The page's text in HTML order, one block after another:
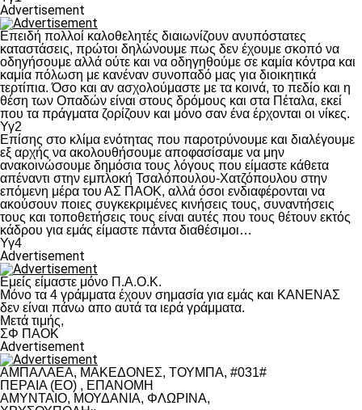
Advertisement
Επειδή πολλοί καλοθελητές διαιωνίζουν ανυπόστατες
καταστάσεις, πρώτοι δηλώνουμε πως δεν έχουμε σκοπό να
οδηγήσουμε αλλά ούτε και να οδηγηθούμε σε καμία κόντρα και
καμία πόλωση με κανέναν συνοπαδό μας για διοικητικά
τερτίπια. Όσο και αν ασχολούμαστε με τα κοινά, το πεδίο και η
θέση των Οπαδών είναι στους δρόμους και στα Πέταλα, εκεί
που τα πράγματα ζορίζουν και μόνο σαν ένα έρχονται οι νίκες.
Υγ2
Επίσης στο κλίμα ενότητας που παροτρύνουμε και διαλέγουμε
εξ αρχής να ακολουθήσουμε αποφασίσαμε να μην
ανακοινώσουμε δημόσια τους λόγους που είμαστε κάθετα
απέναντι στην εμπλοκή Τσαλόπουλου-Χατζόπουλου στην
επόμενη μέρα του ΑΣ ΠΑΟΚ, αλλά όσοι ενδιαφέρονται να
ακούσουν ποιες συγκεκριμένες κινήσεις τους, συναντήσεις
τους και τοποθετήσεις τους είναι αυτές που τους θέτουν εκτός
κάδρου για εμάς είμαστε πάντα διαθέσιμοι…
Υγ4
Advertisement
Εμείς είμαστε μόνο Π.Α.Ο.Κ.
Μόνο τα 4 γράμματα έχουν σημασία για εμάς και ΚΑΝΕΝΑΣ
δεν είναι πάνω απο αυτά τα ιερά γράμματα.
Μετά τιμής,
ΣΦ ΠΑΟΚ
Advertisement
ΑΜΠΑΛΑΕΑ, ΜΑΚΕΔΟΝΕΣ, ΤΟΥΜΠΑ, #031#
ΠΕΡΑΙΑ (ΕΟ) , ΕΠΑΝΟΜΗ
ΑΜΥΝΤΑΙΟ, ΜΟΥΔΑΝΙΑ, ΦΛΩΡΙΝΑ,